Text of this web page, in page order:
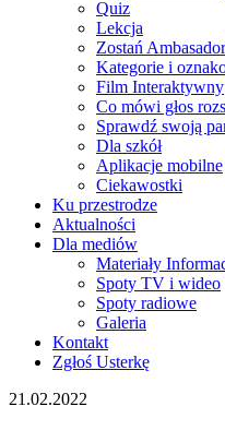
Quiz
Lekcja
Zostań
Kategorie i
Film Interaktywny
Co mówi głos
Sprawdź swoją
Dla szkół
Aplikacje mobilne
Ciekawostki
Ku przestrodze
Aktualności
Dla mediów
Materiały
Spoty TV i wideo
Spoty radiowe
Galeria
Kontakt
Zgłoś Usterkę
21.02.2022